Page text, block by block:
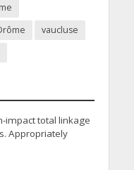
vaucluse
impact total linkage
Appropriately